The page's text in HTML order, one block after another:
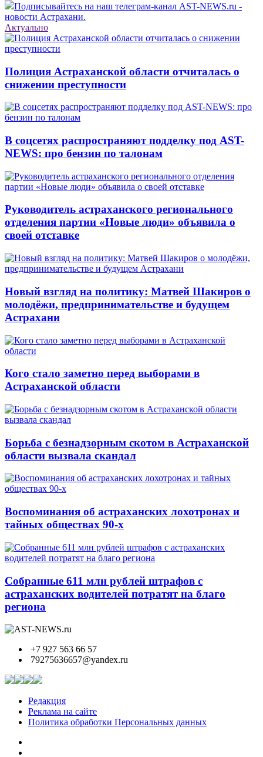
Подписывайтесь на наш телеграм-канал AST-NEWS.ru -
новости Астрахани.
Актуально
Полиция Астраханской области отчиталась о
снижении преступности
В соцсетях распространяют подделку под AST-
NEWS: про бензин по талонам
Руководитель астраханского регионального
отделения партии «Новые люди» объявила о
своей отставке
Новый взгляд на политику: Матвей Шакиров о
молодёжи, предпринимательстве и будущем
Астрахани
Кого стало заметно перед выборами в
Астраханской области
Борьба с безнадзорным скотом в Астраханской
области вызвала скандал
Воспоминания об астраханских лохотронах и
тайных обществах 90-х
Собранные 611 млн рублей штрафов с
астраханских водителей потратят на благо
региона
+7 927 563 66 57
79275636657@yandex.ru
Редакция
Реклама на сайте
Политика обработки Персональных данных